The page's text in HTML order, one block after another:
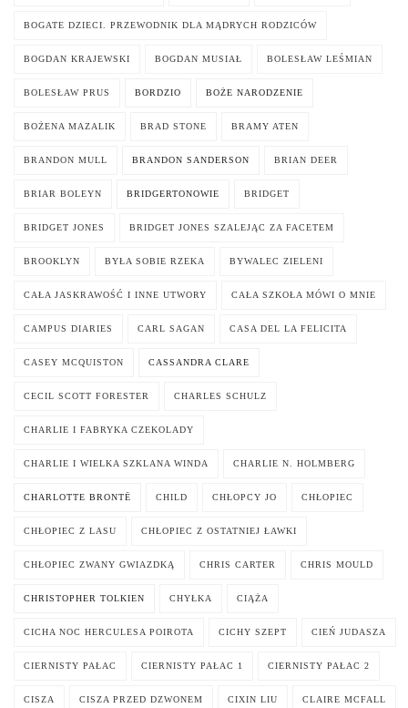
BOGATE DZIECI. PRZEWODNIK DLA MĄDRYCH RODZICÓW
BOGDAN KRAJEWSKI BOGDAN MUSIAŁ BOLESŁAW LEŚMIAN
BOLESŁAW PRUS BORDZIO BOŻE NARODZENIE
BOŻENA MAZALIK BRAD STONE BRAMY ATEN
BRANDON MULL BRANDON SANDERSON BRIAN DEER
BRIAR BOLEYN BRIDGERTONOWIE BRIDGET
BRIDGET JONES BRIDGET JONES SZALEJĄC ZA FACETEM
BROOKLYN BYŁA SOBIE RZEKA BYWALEC ZIELENI
CAŁA JASKRAWOŚĆ I INNE UTWORY CAŁA SZKOŁA MÓWI O MNIE
CAMPUS DIARIES CARL SAGAN CASA DEL LA FELICITA
CASEY MCQUISTON CASSANDRA CLARE
CECIL SCOTT FORESTER CHARLES SCHULZ
CHARLIE I FABRYKA CZEKOLADY
CHARLIE I WIELKA SZKLANA WINDA CHARLIE N. HOLMBERG
CHARLOTTE BRONTË CHILD CHŁOPCY JO CHŁOPIEC
CHŁOPIEC Z LASU CHŁOPIEC Z OSTATNIEJ ŁAWKI
CHŁOPIEC ZWANY GWIAZDKĄ CHRIS CARTER CHRIS MOULD
CHRISTOPHER TOLKIEN CHYŁKA CIĄŻA
CICHA NOC HERCULESA POIROTA CICHY SZEPT CIEŃ JUDASZA
CIERNISTY PAŁAC CIERNISTY PAŁAC 1 CIERNISTY PAŁAC 2
CISZA CISZA PRZED DZWONEM CIXIN LIU CLAIRE MCFALL